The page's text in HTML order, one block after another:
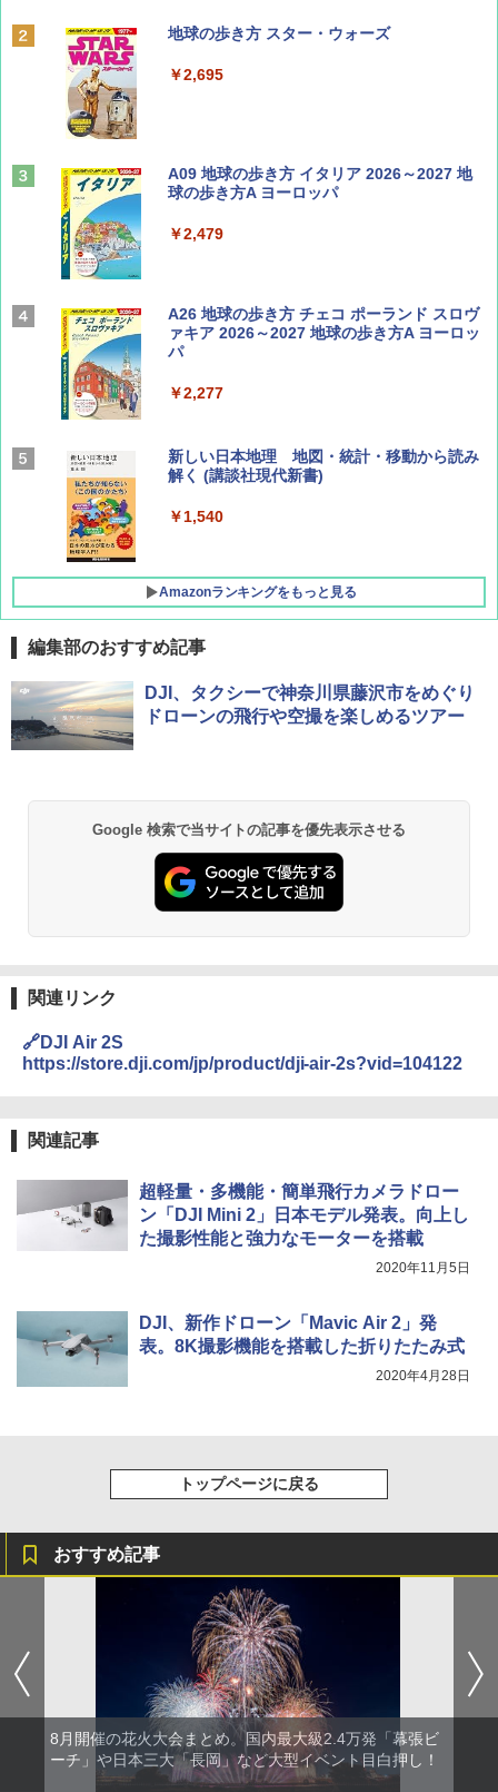
ディズニーファン ２０２６年 ９月号 [雑
山と溪谷 2026年8月号「南アルプス大全」
Coyote No.89 特集 星野道夫 夢見る旅
￥1,540
AIRLINE（エアライン）2026年9月号【特
集】ボーイング110周年を祝して！
￥1,760
地球の歩き方 スター・ウォーズ
￥2,695
A09 地球の歩き方 イタリア 2026～2027 地
球の歩き方A ヨーロッパ
￥2,479
A26 地球の歩き方 チェコ ポーランド スロヴ
ァキア 2026～2027 地球の歩き方A ヨーロッ
パ
￥2,277
新しい日本地理 地図・統計・移動から読み
解く (講談社現代新書)
￥1,540
Amazonランキングをもっと見る
[キャンパーズコレクション 山善] ポップアッ
プテント 傘みたいに広げて畳める パッとサ
ッとサンシェード キューブ フルクローズ メ
￥6,830
PYKES PEAK (パイクスピーク) 着替えテン
ト プライバシー テント 【中が透けない】 1
人用 折りたたみ 防災グッズ 災害用トイレ ビ
易 トイレテント (ブラック)
テント ワンタッチ RENEW 幅200 2-3人用 43
[キャンパーズコレクション 山善] 傘みたいに
広げるだけ パッとサッとテント ブラックコ
ーティング フルクローズ メッシュ 3-4人用
簡単設置 ポップアップテント エクルベージ
[キャンパーズコレクション 山善] 傘みたいに
広げるだけ パッとサッとテント キューブワ
￥-
DEWEL パラソル 大型 ビーチ アウトドアパ
ラソル ガーデン サイトシート付 折りたたみ
防水 UVカット 4段階高さ調整 軽量 収納袋付
【日本企業販売】超強力クマ対策スプレー 30
0ml（連続噴射30秒）110ml（連続噴射15
秒）射程5～10m 安全ロック搭載 携帯収納袋
関の購入実績 登山・キャンプ・アウトドア・
ポインターライト 強力 小型 緑色/赤色/青紫色
USB充電式 高精度 超長距離照射 長時間使用
可能 安全ロック付き 高安全性 金属製耐久 コ
￥1,180
￥7,884
編集部のおすすめ記事
DJI、タクシーで神奈川県藤沢市をめぐり
ドローンの飛行や空撮を楽しめるツアー
Google 検索で当サイトの記事を優先表示させる
関連リンク
🔗DJI Air 2S
https://store.dji.com/jp/product/dji-air-2s?vid=104122
関連記事
超軽量・多機能・簡単飛行カメラドロー
ン「DJI Mini 2」日本モデル発表。向上し
た撮影性能と強力なモーターを搭載
2020年11月5日
DJI、新作ドローン「Mavic Air 2」発
表。8K撮影機能を搭載した折りたたみ式
2020年4月28日
トップページに戻る
おすすめ記事
8月開催の花火大会まとめ。国内最大級2.4万発「幕張ビ
ーチ」や日本三大「長岡」など大型イベント目白押し！